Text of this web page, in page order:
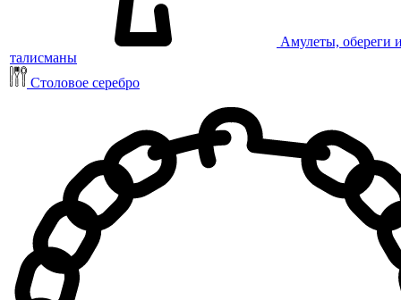
Амулеты, обереги
талисманы
Столовое серебро